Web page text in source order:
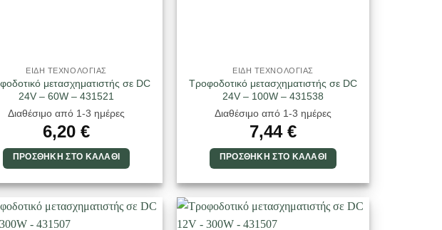
ΕΙΔΗ ΤΕΧΝΟΛΟΓΙΑΣ
μετασχηματιστής σε DC
24V – 60W – 431521
Διαθέσιμο από 1-3 ημέρες
6,20 €
ΠΡΟΣΘΉΚΗ ΣΤΟ ΚΑΛΆΘΙ
ΕΙΔΗ ΤΕΧΝΟΛΟΓΙΑΣ
Τροφοδοτικό μετασχηματιστής σε DC
24V – 100W – 431538
Διαθέσιμο από 1-3 ημέρες
7,44 €
ΠΡΟΣΘΉΚΗ ΣΤΟ ΚΑΛΆΘΙ